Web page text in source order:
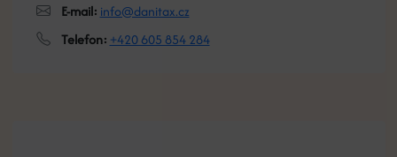
E-mail: info@danitax.cz
Telefon: +420 605 854 284